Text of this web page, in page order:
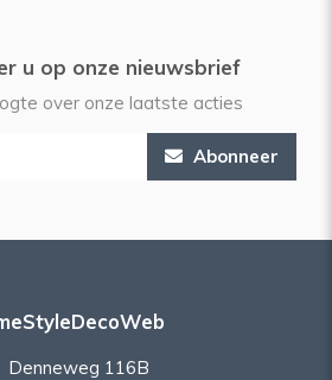
u op onze nieuwsbrief
over onze laatste acties
Abonneer
Denneweg 116B